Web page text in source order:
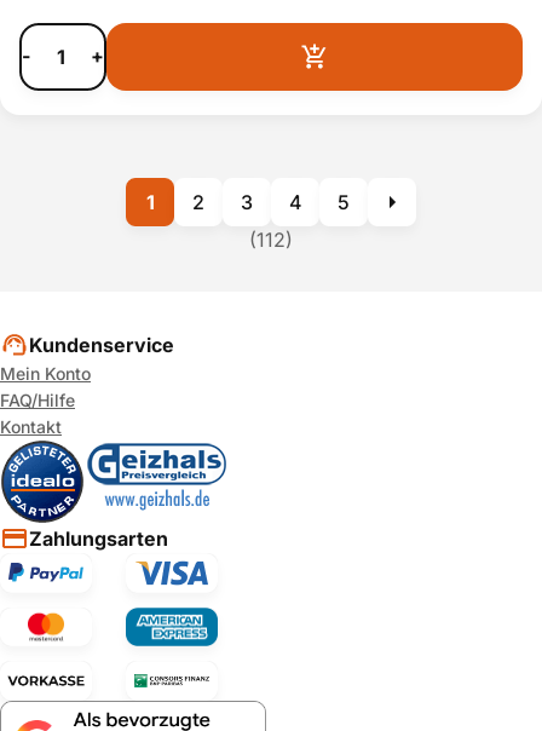
- +
(112)
1 2 3 4 5
Kundenservice
Mein Konto
FAQ/Hilfe
Kontakt
Zahlungsarten